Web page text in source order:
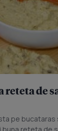
reteta de
pe bucataras